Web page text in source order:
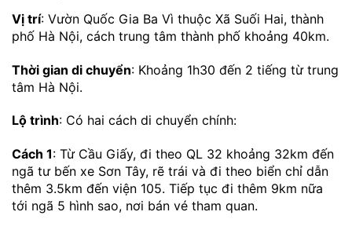
Vị trí: Vườn Quốc Gia Ba Vì thuộc Xã Suối Hai, thành
phố Hà Nội, cách trung tâm thành phố khoảng 40km.
Thời gian di chuyển: Khoảng 1h30 đến 2 tiếng từ trung
tâm Hà Nội.
Lộ trình: Có hai cách di chuyển chính:
Cách 1: Từ Cầu Giấy, đi theo QL 32 khoảng 32km đến
ngã tư bến xe Sơn Tây, rẽ trái và đi theo biển chỉ dẫn
thêm 3.5km đến viện 105. Tiếp tục đi thêm 9km nữa
tới ngã 5 hình sao, nơi bán vé tham quan.